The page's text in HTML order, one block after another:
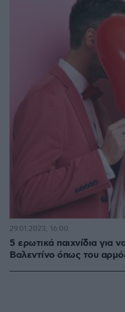
5 ερωτικά παιχνίδια για
Βαλεντίνο όπως του
29.01.2023, 16:00